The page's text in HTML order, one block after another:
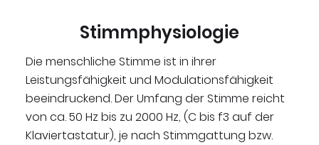
Stimmphysiologie
Die menschliche Stimme ist in ihrer
Leistungsfähigkeit und Modulationsfähigkeit
beeindruckend. Der Umfang der Stimme reicht
von ca. 50 Hz bis zu 2000 Hz, (C bis f3 auf der
Klaviertastatur), je nach Stimmgattung bzw.